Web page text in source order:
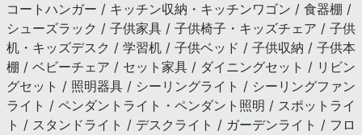
コートハンガー / キッチン収納・キッチンワゴン / 食器棚 /
シューズラック / 子供家具 / 子供椅子・キッズチェア / 子供
机・キッズデスク / 学習机 / 子供ベッド / 子供収納 / 子供本
棚 / ベビーチェア / セット家具 / ダイニングセット / リビン
グセット / 照明器具 / シーリングライト / シーリングファン
ライト / ペンダントライト・ペンダント照明 / スポットライ
ト / スタンドライト / デスクライト / ガーデンライト / フロ